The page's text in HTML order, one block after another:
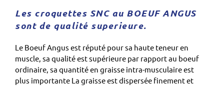
Les croquettes SNC au BOEUF ANGUS
sont de qualité superieure.
Le Boeuf Angus est réputé pour sa haute teneur en
muscle, sa qualité est supérieure par rapport au boeuf
ordinaire, sa quantité en graisse intra-musculaire est
plus importante La graisse est dispersée finement et